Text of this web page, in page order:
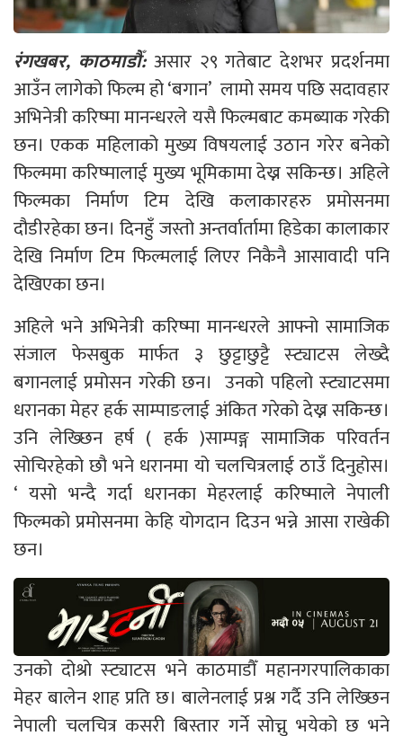
रंगखबर, काठमाडौँ: असार २९ गतेबाट देशभर प्रदर्शनमा
आउँन लागेको फिल्म हो ‘बगान’ लामो समय पछि सदावहार
अभिनेत्री करिष्मा मानन्धरले यसै फिल्मबाट कमब्याक गरेकी
छन। एकक महिलाको मुख्य विषयलाई उठान गरेर बनेको
फिल्ममा करिष्मालाई मुख्य भूमिकामा देख्न सकिन्छ। अहिले
फिल्मका निर्माण टिम देखि कलाकारहरु प्रमोसनमा
दौडीरहेका छन। दिनहुँ जस्तो अन्तर्वार्तामा हिडेका कालाकार
देखि निर्माण टिम फिल्मलाई लिएर निकैनै आसावादी पनि
देखिएका छन।
अहिले भने अभिनेत्री करिष्मा मानन्धरले आफ्नो सामाजिक
संजाल फेसबुक मार्फत ३ छुट्टाछुट्टै स्ट्याटस लेख्दै
बगानलाई प्रमोसन गरेकी छन। उनको पहिलो स्ट्याटसमा
धरानका मेहर हर्क साम्पाङलाई अंकित गरेको देख्न सकिन्छ।
उनि लेख्छिन हर्ष ( हर्क )साम्पङ्ग सामाजिक परिवर्तन
सोचिरहेको छौ भने धरानमा यो चलचित्रलाई ठाउँ दिनुहोस।
‘ यसो भन्दै गर्दा धरानका मेहरलाई करिष्माले नेपाली
फिल्मको प्रमोसनमा केहि योगदान दिउन भन्ने आसा राखेकी
छन।
उनको दोश्रो स्ट्याटस भने काठमाडौँ महानगरपालिकाका
मेहर बालेन शाह प्रति छ। बालेनलाई प्रश्न गर्दै उनि लेख्छिन
नेपाली चलचित्र कसरी बिस्तार गर्ने सोच्नु भयेको छ भने